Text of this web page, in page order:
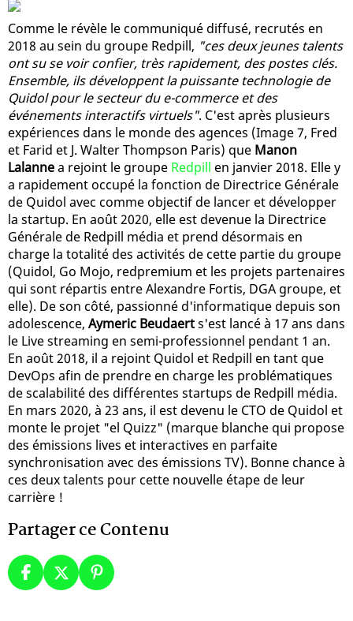
Comme le révèle le communiqué diffusé, recrutés en
2018 au sein du groupe Redpill, "ces deux jeunes talents
ont su se voir confier, très rapidement, des postes clés.
Ensemble, ils développent la puissante technologie de
Quidol pour le secteur du e-commerce et des
événements interactifs virtuels". C'est après plusieurs
expériences dans le monde des agences (Image 7, Fred
et Farid et J. Walter Thompson Paris) que Manon
Lalannea rejoint le groupe Redpill en janvier 2018. Elle y
a rapidement occupé la fonction de Directrice Générale
de Quidol avec comme objectif de lancer et développer
la startup. En août 2020, elle est devenue la Directrice
Générale de Redpill média et prend désormais en
charge la totalité des activités de cette partie du groupe
(Quidol, Go Mojo, redpremium et les projets partenaires
qui sont répartis entre Alexandre Fortis, DGA groupe, et
elle). De son côté, passionné d'informatique depuis son
adolescence, Aymeric Beudaerts'est lancé à 17 ans dans
le Live streaming en semi-professionnel pendant 1 an.
En août 2018, il a rejoint Quidol et Redpill en tant que
DevOps afin de prendre en charge les problématiques
de scalabilité des différentes startups de Redpill média.
En mars 2020, à 23 ans, il est devenu le CTO de Quidol et
monte le projet "el Quizz" (marque blanche qui propose
des émissions lives et interactives en parfaite
synchronisation avec des émissions TV). Bonne chance à
ces deux talents pour cette nouvelle étape de leur
carrière !
Partager ce Contenu